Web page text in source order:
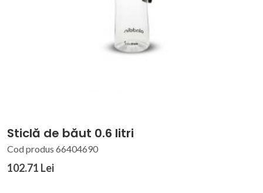
Sticlă de băut 0.6 litri
Cod produs 66404690
102.71 Lei